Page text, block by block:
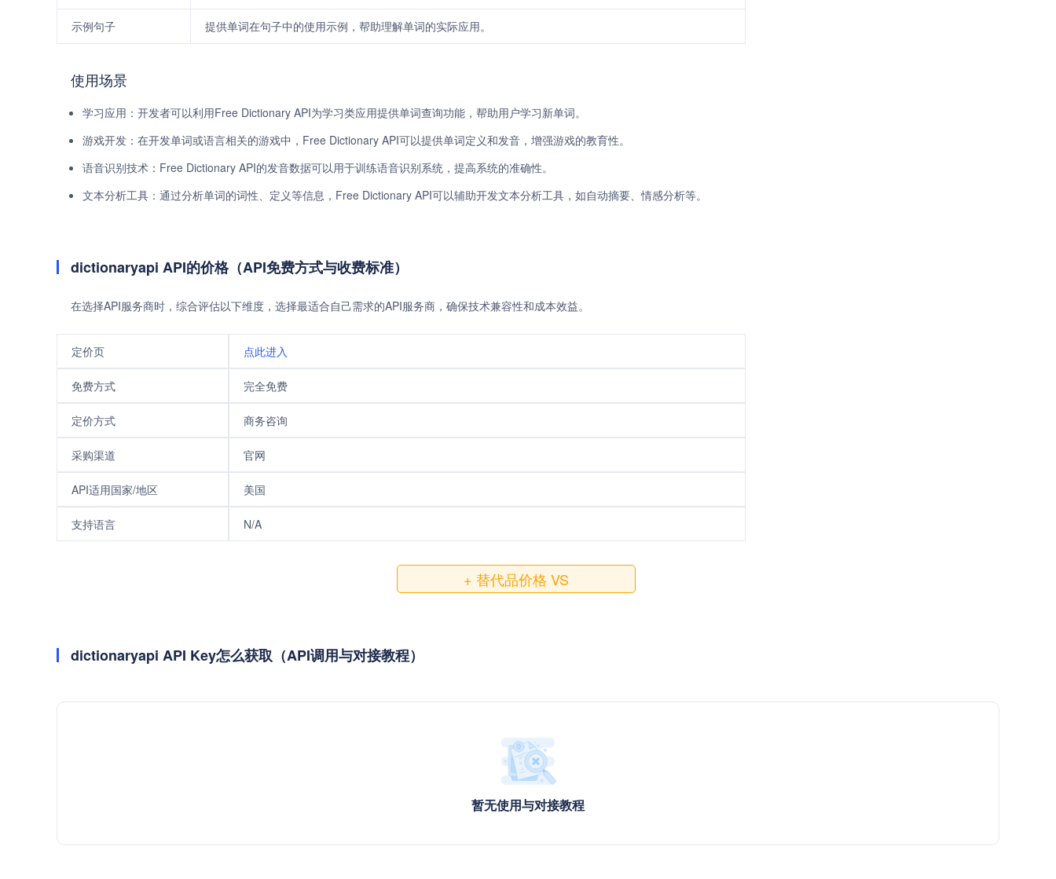
示例句子 提供单词在句子中的使用示例，帮助理解单词的实际应用。
使用场景
学习应用：开发者可以利用Free Dictionary API为学习类应用提供单词查询功能，帮助用户学习新单词。
游戏开发：在开发单词或语言相关的游戏中，Free Dictionary API可以提供单词定义和发音，增强游戏的教育性。
语音识别技术：Free Dictionary API的发音数据可以用于训练语音识别系统，提高系统的准确性。
文本分析工具：通过分析单词的词性、定义等信息，Free Dictionary API可以辅助开发文本分析工具，如自动摘要、情感分析等。
dictionaryapi API的价格（API免费方式与收费标准）
在选择API服务商时，综合评估以下维度，选择最适合自己需求的API服务商，确保技术兼容性和成本效益。
定价页 点此进入
免费方式 完全免费
定价方式 商务咨询
采购渠道 官网
API适用国家/地区 美国
支持语言 N/A
+ 替代品价格 VS
dictionaryapi API Key怎么获取（API调用与对接教程）
暂无使用与对接教程